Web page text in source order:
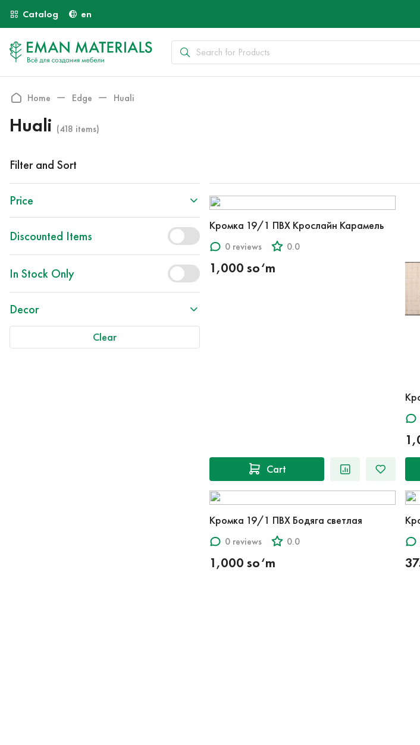
Catalog en
Home Edge Huali
Huali (418 items)
Filter and Sort
Price
Discounted Items
In Stock Only
Decor
Clear
Кромка 19/1 ПВХ Крослайн Карамель
0 reviews 0.0
1,000 so‘m
Cart
Кромка 19/1 ПВХ Бодяга светлая
0 reviews 0.0
1,000 so‘m